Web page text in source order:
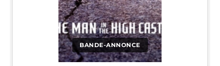
BANDE-ANNONCE